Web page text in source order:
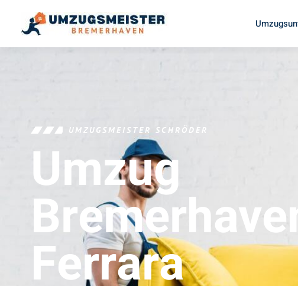
UMZUGSMEISTER SCHRÖDER
Umzug
Ferrara